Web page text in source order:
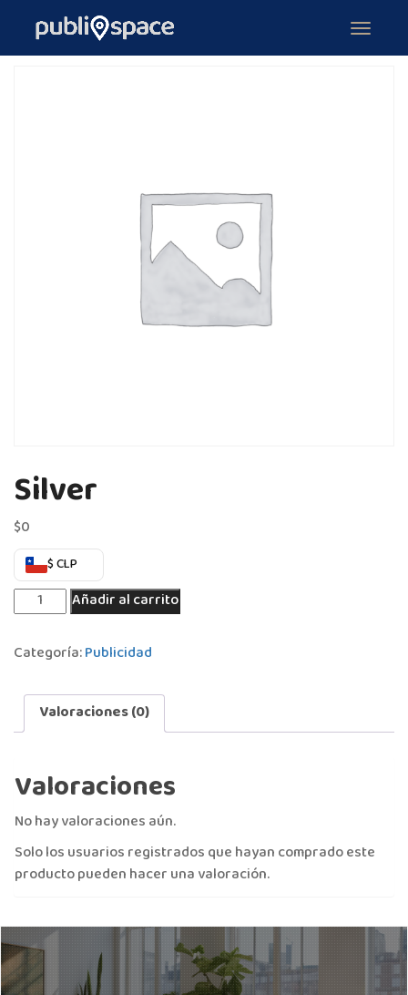
Inicio Publicidad Silver
Silver
$0
$ CLP
Añadir al carrito
Categoría:Publicidad
Valoraciones (0)
Valoraciones
No hay valoraciones aún.
Solo los usuarios registrados que hayan comprado este
producto pueden hacer una valoración.